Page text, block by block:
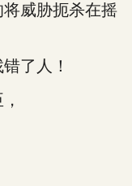
威胁扼杀在摇
了人！